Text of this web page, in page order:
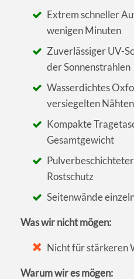
Extrem schneller
wenigen Minuten
Zuverlässiger UV-
der Sonnenstrahlen
Wasserdichtes
versiegelten Nähten
Kompakte
Gesamtgewicht
Rostschutz
Seitenwände
Was wir nicht mögen:
Nicht für stärkeren
Warum wir es mögen: